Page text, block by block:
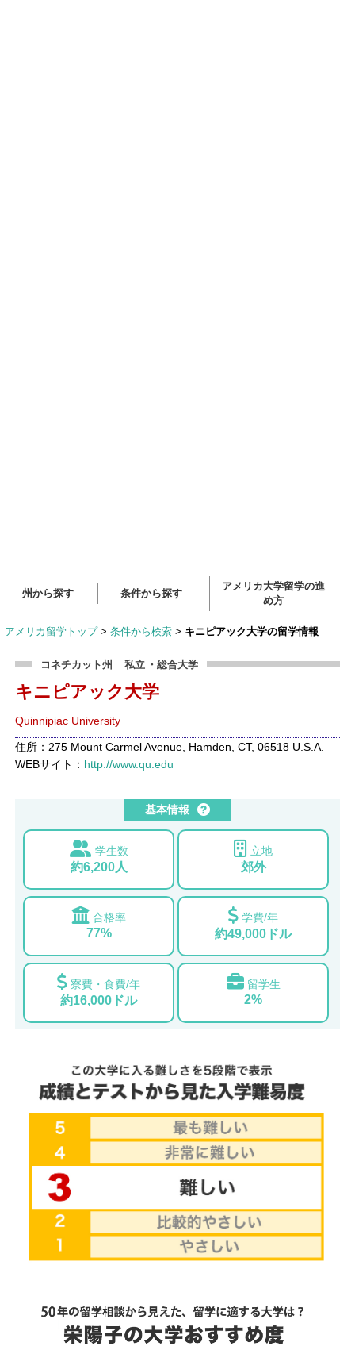
州から探す 条件から探す
アメリカ大学留学の進
め方
アメリカ留学トップ > 条件から検索 > キニピアック大学の留学情報
コネチカット州 私立 ・総合大学
キニピアック大学
Quinnipiac University
住所：275 Mount Carmel Avenue, Hamden, CT, 06518 U.S.A.
WEBサイト： http://www.qu.edu
基本情報
学生数
約6,200人
立地
郊外
合格率
77%
学費/年
約49,000ドル
寮費・食費/年
約16,000ドル
留学生
2%